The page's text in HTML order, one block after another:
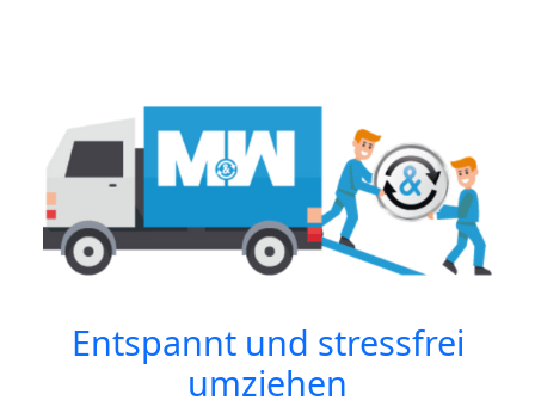
Entspannt und stressfrei
umziehen